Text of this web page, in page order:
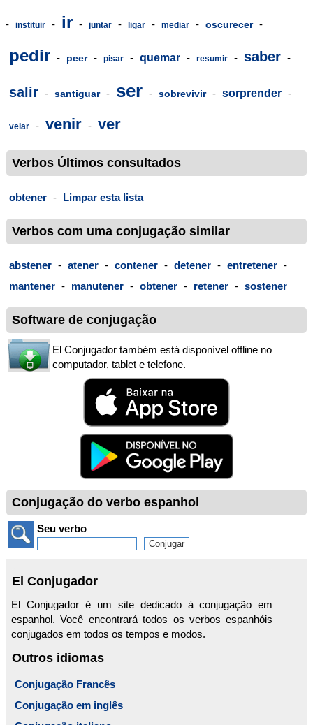
- instituir - ir - juntar - ligar - mediar - oscurecer -
pedir - peer - pisar - quemar - resumir - saber -
salir - santiguar - ser - sobrevivir - sorprender -
velar - venir - ver
Verbos Últimos consultados
obtener - Limpar esta lista
Verbos com uma conjugação similar
abstener - atener - contener - detener - entretener -
mantener - manutener - obtener - retener - sostener
Software de conjugação
El Conjugador também está disponível offline no
computador, tablet e telefone.
Conjugação do verbo espanhol
Seu verbo
El Conjugador
El Conjugador é um site dedicado à conjugação em
espanhol. Você encontrará todos os verbos espanhóis
conjugados em todos os tempos e modos.
Outros idiomas
Conjugação Francês
Conjugação em inglês